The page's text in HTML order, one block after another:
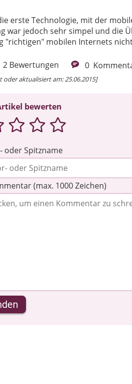
erste Technologie, mit der
war jedoch sehr simpel und die
"richtigen" mobilen Internets
2 Bewertungen 0
aktualisiert am: 25.06.2015]
bewerten
oder Spitzname
(max. 1000 Zeichen)